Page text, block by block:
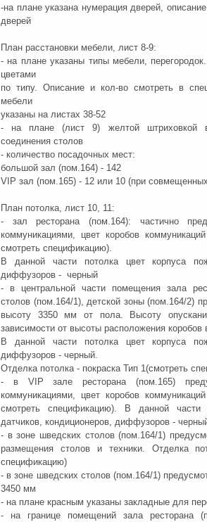
-на плане указана нумерация дверей,
дверей
План расстановки мебели, лист 8-9:
- на плане указаны типы мебели,
цветами
по типу. Описание и кол-во смотреть в
мебели
указаны на листах 38-52
- на плане (лист 9) желтой штриховкой
соединения столов
- количество посадочных мест:
большой зал (пом.164) - 142
VIP зал (пом.165) - 12 или 10 (при
План потолка, лист 10, 11:
- зал ресторана (пом.164): частично
коммуникациями, цвет коробов
смотреть спецификацию).
В данной части потолка цвет корпуса
диффузоров - черный
- в центральной части помещения зала
столов (пом.164/1), детской зоны (пом.164/2)
высоту 3350 мм от пола. Высоту
зависимости от высоты расположения коробов
В данной части потолка цвет корпуса
диффузоров - черный.
Отделка потолка - покраска Тип 1(смотреть
- в VIP зале ресторана (пом.165)
коммуникациями, цвет коробов
смотреть спецификацию). В данной части
датчиков, кондиционеров, диффузоров -
- в зоне шведских столов (пом.164/1)
размещения столов и техники. Отделка
спецификацию)
- в зоне шведских столов (пом.164/1)
3450 мм
- на плане красным указаны закладные для
- на границе помещений зала ресторана